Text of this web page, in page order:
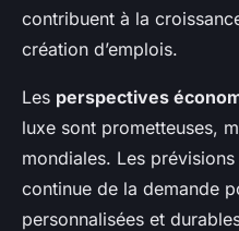
contribuent à la
création d’emplois.
Les perspectives
luxe sont prometteuses,
mondiales. Les
continue de la demande
personnalisées et